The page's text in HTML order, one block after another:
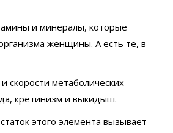
и минералы, которые
женщины. А есть те, в
метаболических
кретинизм и выкидыш.
этого элемента вызывает